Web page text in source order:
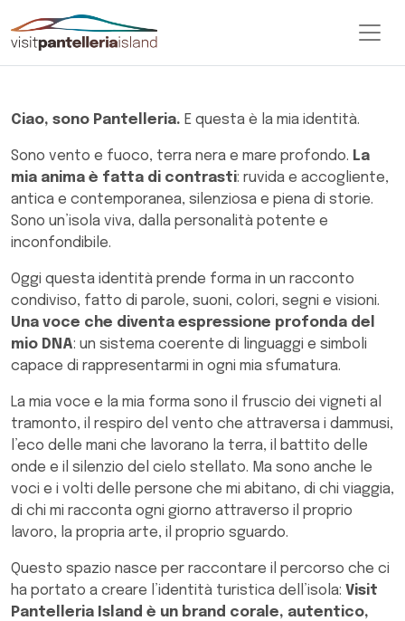
Brand&Media
Scarica il Brand Kit
Ciao, sono Pantelleria. E questa è la mia identità.
Sono vento e fuoco, terra nera e mare profondo. La
mia anima è fatta di contrasti: ruvida e accogliente,
antica e contemporanea, silenziosa e piena di storie.
Sono un’isola viva, dalla personalità potente e
inconfondibile.
Oggi questa identità prende forma in un racconto
condiviso, fatto di parole, suoni, colori, segni e visioni.
Una voce che diventa espressione profonda del
mio DNA: un sistema coerente di linguaggi e simboli
capace di rappresentarmi in ogni mia sfumatura.
La mia voce e la mia forma sono il fruscio dei vigneti al
tramonto, il respiro del vento che attraversa i dammusi,
l’eco delle mani che lavorano la terra, il battito delle
onde e il silenzio del cielo stellato. Ma sono anche le
voci e i volti delle persone che mi abitano, di chi viaggia,
di chi mi racconta ogni giorno attraverso il proprio
lavoro, la propria arte, il proprio sguardo.
Questo spazio nasce per raccontare il percorso che ci
ha portato a creare l’identità turistica dell’isola: Visit
Pantelleria Island è un brand corale, autentico,